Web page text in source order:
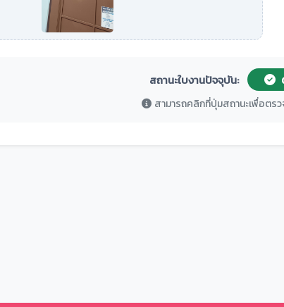
สถานะใบงานปัจจุบัน:
สามารถคลิกที่ปุ่มสถานะเพื่อตร